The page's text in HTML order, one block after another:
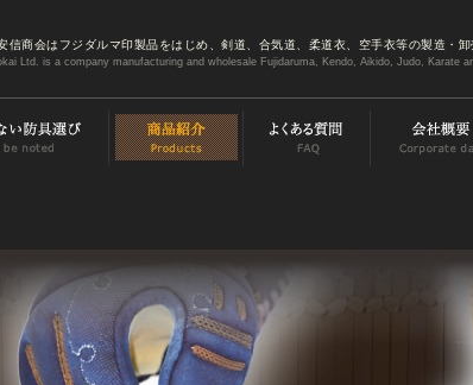
信商会はフジダルマ印製品をはじめ、剣道、合気道、柔道衣、空手衣等の製造・卸
Ltd. is a company manufacturing and wholesale Fujidaruma, Kendo, Aikido, Judo, Karate